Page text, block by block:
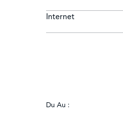
Internet
Du Au :